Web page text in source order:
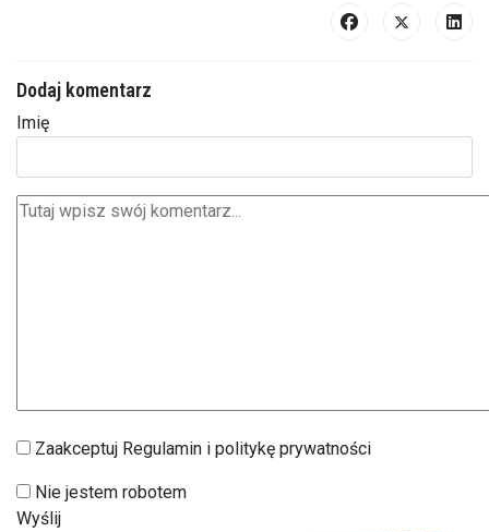
Dodaj komentarz
Imię
Zaakceptuj Regulamin i politykę prywatności
Nie jestem robotem
Wyślij